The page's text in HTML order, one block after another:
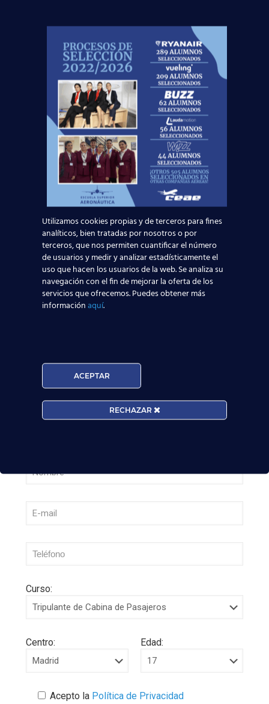
Privacidad.
Noticias Relacionadas
Mapa de la aviación global 2025: las rutas más
transitadas y los países con más pasajeros
Leer más
Madrid-Barajas supera los 6 millones de
pasajeros junio: qué significa para quienes
quieren ser TCP
– Tercer cuatrimestre 2026
Leer más
Curso:
Centro: Edad:
Acepto la Política de Privacidad
Utilizamos cookies propias y de terceros para fines
analíticos, bien tratadas por nosotros o por
terceros, que nos permiten cuantificar el número
de usuarios y medir y analizar estadísticamente el
uso que hacen los usuarios de la web. Se analiza su
navegación con el fin de mejorar la oferta de los
servicios que ofrecemos. Puedes obtener más
informaciónaquí.
ACEPTAR
RECHAZAR